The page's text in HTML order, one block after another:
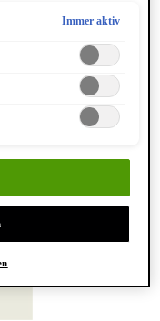
dem Link "Cookie-
Immer aktiv